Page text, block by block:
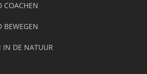
COACHEN
BEWEGEN
IN DE NATUUR